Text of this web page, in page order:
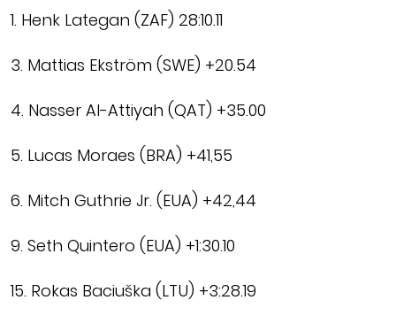
1. Henk Lategan (ZAF) 28:10.11
3. Mattias Ekström (SWE) +20.54
4. Nasser Al-Attiyah (QAT) +35.00
5. Lucas Moraes (BRA) +41,55
6. Mitch Guthrie Jr. (EUA) +42,44
9. Seth Quintero (EUA) +1:30.10
15. Rokas Baciuška (LTU) +3:28.19